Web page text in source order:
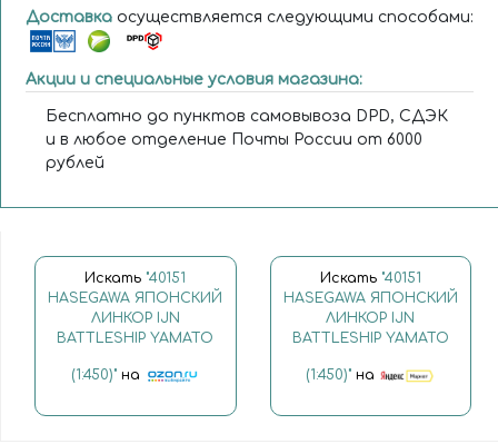
Доставка осуществляется следующими способами:
Акции и специальные условия магазина:
Бесплатно до пунктов самовывоза DPD, СДЭК
и в любое отделение Почты России от 6000
рублей
Искать "40151
HASEGAWA ЯПОНСКИЙ
ЛИНКОР IJN
BATTLESHIP YAMATO
(1:450)"на
Искать "40151
HASEGAWA ЯПОНСКИЙ
ЛИНКОР IJN
BATTLESHIP YAMATO
(1:450)" на